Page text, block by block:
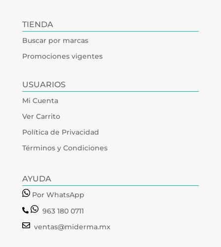
TIENDA
Buscar por marcas
Promociones vigentes
USUARIOS
Mi Cuenta
Ver Carrito
Política de Privacidad
Términos y Condiciones
AYUDA
Por WhatsApp
963 180 0711
ventas@miderma.mx